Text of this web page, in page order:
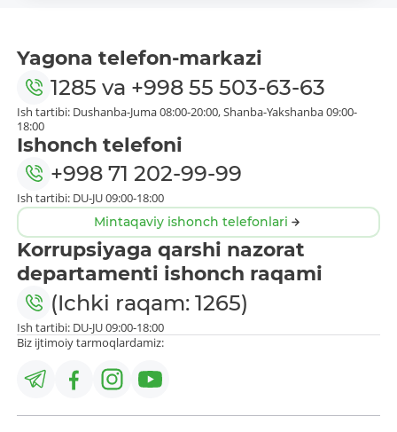
Yagona telefon-markazi
1285 va +998 55 503-63-63
Ish tartibi: Dushanba-Juma 08:00-20:00, Shanba-Yakshanba 09:00-
18:00
Ishonch telefoni
+998 71 202-99-99
Ish tartibi: DU-JU 09:00-18:00
Mintaqaviy ishonch telefonlari
Korrupsiyaga qarshi nazorat
departamenti ishonch raqami
(Ichki raqam: 1265)
Ish tartibi: DU-JU 09:00-18:00
Biz ijtimoiy tarmoqlardamiz: